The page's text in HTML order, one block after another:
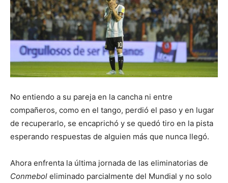
No entiendo a su pareja en la cancha ni entre
compañeros, como en el tango, perdió el paso y en lugar
de recuperarlo, se encaprichó y se quedó tiro en la pista
esperando respuestas de alguien más que nunca llegó.
Ahora enfrenta la última jornada de las eliminatorias de
Conmebol eliminado parcialmente del Mundial y no solo